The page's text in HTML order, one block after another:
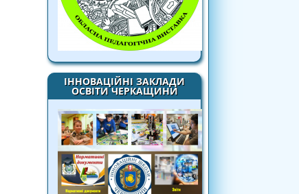
ІННОВАЦІЙНІ ЗАКЛАДИ
ОСВІТИ ЧЕРКАЩИНИ